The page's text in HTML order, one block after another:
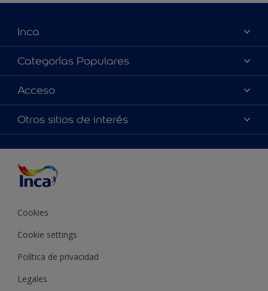
Inca
Acerca de Inca
Contactanos
Encontrá un distribuidor Inca
Categorías Populares
Colores
Productos
Inspiración
Acceso
Accesibilidad
Precisión del color
Otros sitios de interés
Cookies
Cookie settings
Política de privacidad
Legales